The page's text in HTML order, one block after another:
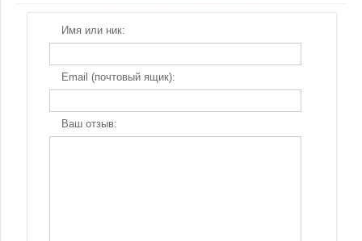
Имя или ник:
Email (почтовый ящик):
Ваш отзыв: